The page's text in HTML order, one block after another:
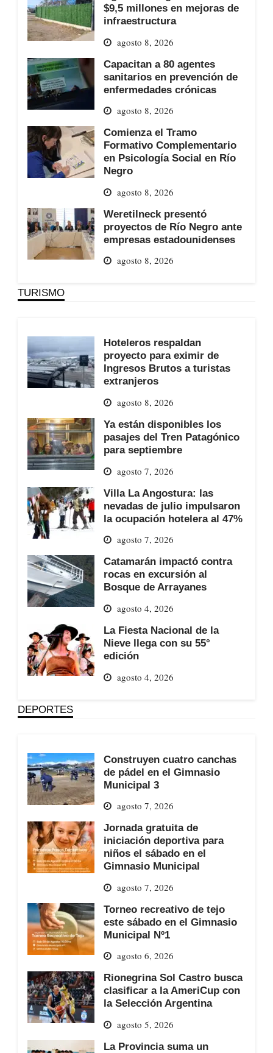
$9,5 millones en mejoras de
infraestructura
agosto 8, 2026
Capacitan a 80 agentes
sanitarios en prevención de
enfermedades crónicas
agosto 8, 2026
Comienza el Tramo
Formativo Complementario
en Psicología Social en Río
Negro
agosto 8, 2026
Weretilneck presentó
proyectos de Río Negro ante
empresas estadounidenses
agosto 8, 2026
TURISMO
Hoteleros respaldan
proyecto para eximir de
Ingresos Brutos a turistas
extranjeros
agosto 8, 2026
Ya están disponibles los
pasajes del Tren Patagónico
para septiembre
agosto 7, 2026
Villa La Angostura: las
nevadas de julio impulsaron
la ocupación hotelera al 47%
agosto 7, 2026
Catamarán impactó contra
rocas en excursión al
Bosque de Arrayanes
agosto 4, 2026
La Fiesta Nacional de la
Nieve llega con su 55°
edición
agosto 4, 2026
DEPORTES
Construyen cuatro canchas
de pádel en el Gimnasio
Municipal 3
agosto 7, 2026
Jornada gratuita de
iniciación deportiva para
niños el sábado en el
Gimnasio Municipal
agosto 7, 2026
Torneo recreativo de tejo
este sábado en el Gimnasio
Municipal Nº1
agosto 6, 2026
Rionegrina Sol Castro busca
clasificar a la AmeriCup con
la Selección Argentina
agosto 5, 2026
La Provincia suma un